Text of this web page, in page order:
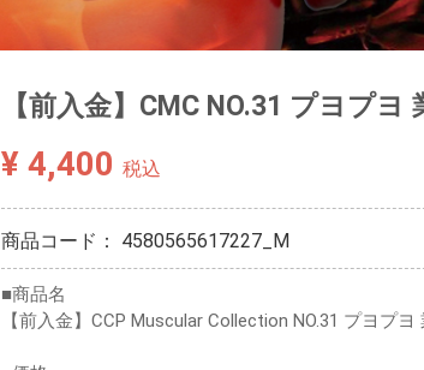
【前入金】CMC NO.31 プヨプヨ
¥ 4,400 税込
商品コード： 4580565617227_M
■商品名
【前入金】CCP Muscular Collection NO.31 プヨプ